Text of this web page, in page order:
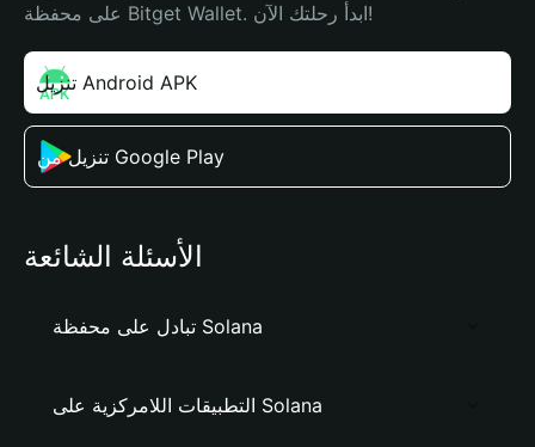
على محفظة Bitget Wallet. ابدأ رحلتك الآن!
تنزيل Android APK
تنزيل من Google Play
الأسئلة الشائعة
تبادل على محفظة Solana
التطبيقات اللامركزية على Solana